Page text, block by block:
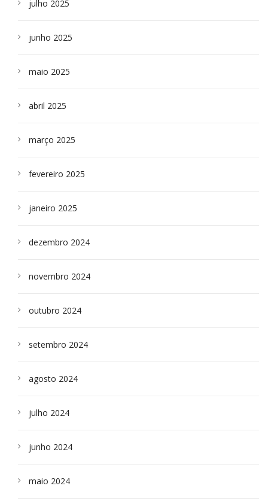
julho 2025
junho 2025
maio 2025
abril 2025
março 2025
fevereiro 2025
janeiro 2025
dezembro 2024
novembro 2024
outubro 2024
setembro 2024
agosto 2024
julho 2024
junho 2024
maio 2024